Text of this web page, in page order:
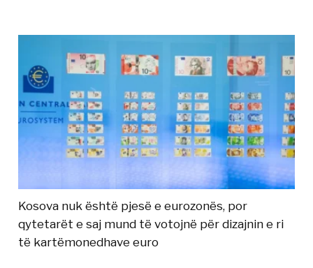
Kosova nuk është pjesë e eurozonës, por
qytetarët e saj mund të votojnë për dizajnin e ri
të kartëmonedhave euro